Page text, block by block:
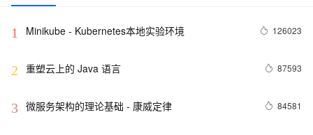
1 Minikube - Kubernetes本地实验环境 126023
2 重塑云上的 Java 语言 87593
3 微服务架构的理论基础 - 康威定律 84581